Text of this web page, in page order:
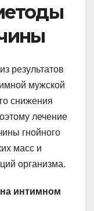
результатов
мужской
снижения
лечение
гнойного
масс и
организма.
интимном